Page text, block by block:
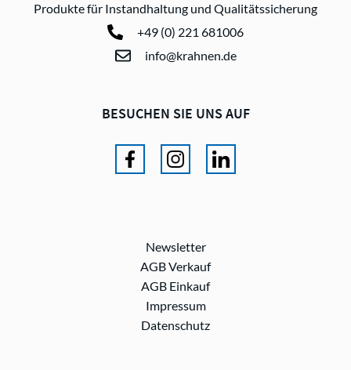
Produkte für Instandhaltung und Qualitätssicherung
+49 (0) 221 681006
info@krahnen.de
BESUCHEN SIE UNS AUF
Newsletter
AGB Verkauf
AGB Einkauf
Impressum
Datenschutz